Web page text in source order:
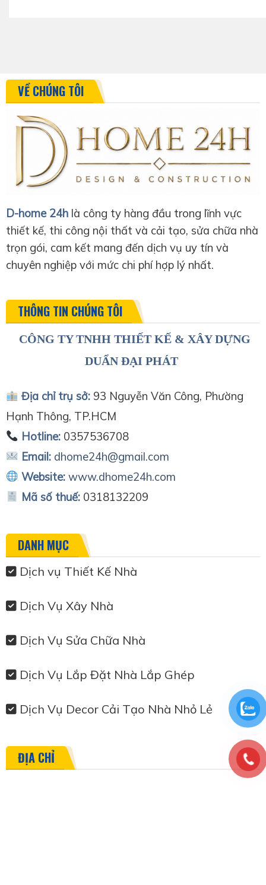
VỀ CHÚNG TÔI
D-home 24h là công ty hàng đầu trong lĩnh vực
thiết kế, thi công nội thất và cải tạo, sửa chữa nhà
trọn gói, cam kết mang đến dịch vụ uy tín và
chuyên nghiệp với mức chi phí hợp lý nhất.
THÔNG TIN CHÚNG TÔI
CÔNG TY TNHH THIẾT KẾ & XÂY DỰNG
DUẨN ĐẠI PHÁT
Địa chỉ trụ sở:93 Nguyễn Văn Công, Phường
Hạnh Thông, TP.HCM
Hotline:0357536708
Email: dhome24h@gmail.com
Website: www.dhome24h.com
Mã số thuế: 0318132209
DANH MỤC
Dịch vụ Thiết Kế Nhà
Dịch Vụ Xây Nhà
Dịch Vụ Sửa Chữa Nhà
Dịch Vụ Lắp Đặt Nhà Lắp Ghép
Dịch Vụ Decor Cải Tạo Nhà Nhỏ Lẻ
ĐỊA CHỈ